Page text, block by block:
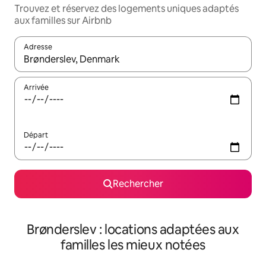
Trouvez et réservez des logements uniques adaptés
aux familles sur Airbnb
Adresse
Lorsque les résultats s'affichent, utilisez les flèches vers le
Arrivée
Départ
Rechercher
Brønderslev : locations adaptées aux
familles les mieux notées